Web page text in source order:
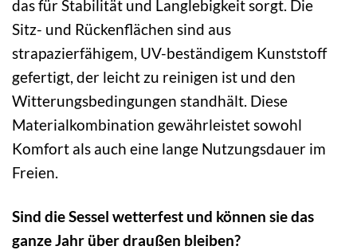
das für Stabilität und Langlebigkeit sorgt. Die
Sitz- und Rückenflächen sind aus
strapazierfähigem, UV-beständigem Kunststoff
gefertigt, der leicht zu reinigen ist und den
Witterungsbedingungen standhält. Diese
Materialkombination gewährleistet sowohl
Komfort als auch eine lange Nutzungsdauer im
Freien.
Sind die Sessel wetterfest und können sie das
ganze Jahr über draußen bleiben?